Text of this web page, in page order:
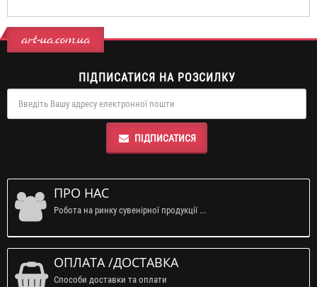
art-ua.com.ua
ПІДПИСАТИСЯ НА РОЗСИЛКУ
ПІДПИСАТИСЯ
ПРО НАС
Робота на ринку сувенірної продукції ...
ОПЛАТА /ДОСТАВКА
Способи доставки та оплати